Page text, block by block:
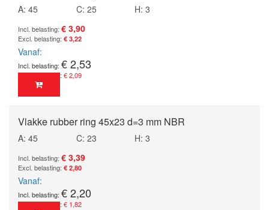
A: 45 C: 25
H: 3
€ 3,90
€ 3,22
Vanaf
€ 2,53
€ 2,09
Vlakke rubber ring 45x23 d=3 mm NBR
A: 45 C: 23
H: 3
€ 3,39
€ 2,80
Vanaf
€ 2,20
€ 1,82